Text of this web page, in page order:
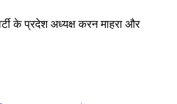
के प्रदेश अध्यक्ष करन माहरा और